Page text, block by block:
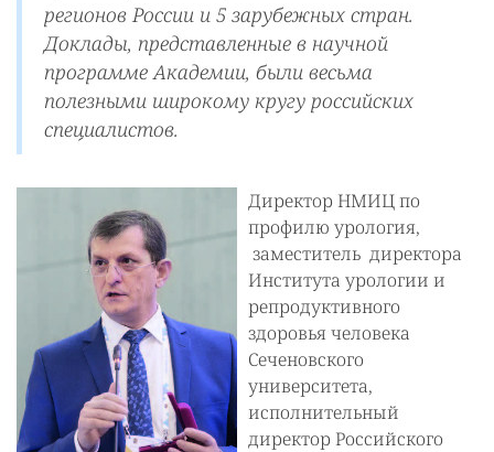
регионов России и 5 зарубежных стран.
Доклады, представленные в научной
программе Академии, были весьма
полезными широкому кругу российских
специалистов.
Директор НМИЦ по
профилю урология,
заместитель директора
Института урологии и
репродуктивного
здоровья человека
Сеченовского
университета,
исполнительный
директор Российского